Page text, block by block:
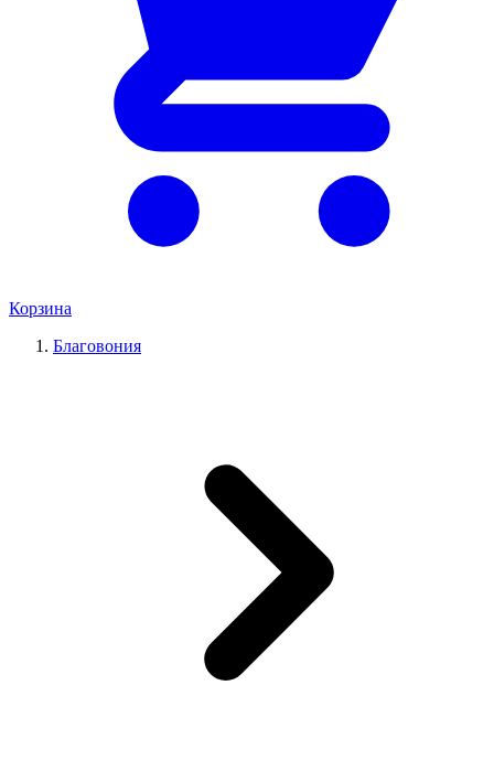
Корзина
Благовония